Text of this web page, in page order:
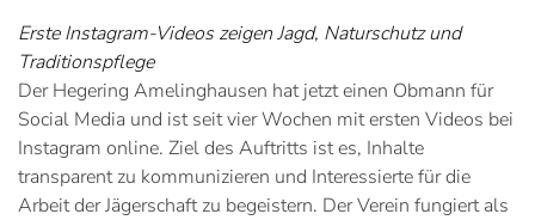
Erste Instagram-Videos zeigen Jagd, Naturschutz und
Traditionspflege
Der Hegering Amelinghausen hat jetzt einen Obmann für
Social Media und ist seit vier Wochen mit ersten Videos bei
Instagram online. Ziel des Auftritts ist es, Inhalte
transparent zu kommunizieren und Interessierte für die
Arbeit der Jägerschaft zu begeistern. Der Verein fungiert als